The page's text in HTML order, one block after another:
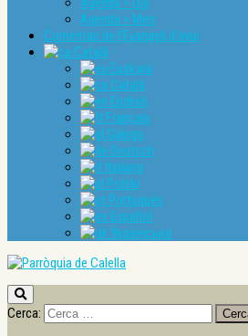
Agenda > Mes
Comentari de l’Evangeli d’avui
Català
Euskara
Català
English
Français
Galego
Deutsch
Italiano
Polski
Português
Español
Українська
Cerca: